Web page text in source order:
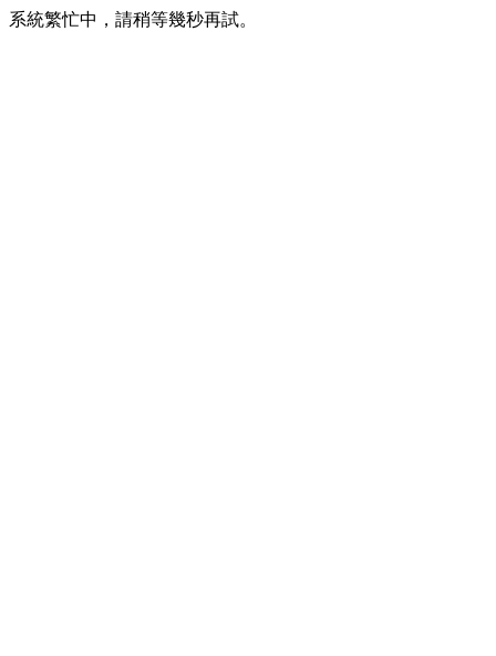
系統繁忙中，請稍等幾秒再試。